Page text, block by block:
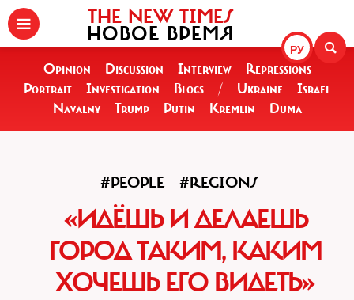
РУ
THE NEW TIMES
НОВОЕ ВРЕМЯ
Opinion Discussion Interview
Repressions
Portrait
Investigation Blogs / Ukraine
Israel
Navalny
Trump Putin Kremlin Duma
#PEOPLE #REGIONS
«ИДЁШЬ И ДЕЛАЕШЬ
ГОРОД ТАКИМ, КАКИМ
ХОЧЕШЬ ЕГО ВИДЕТЬ»